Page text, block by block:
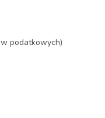
podatkowych)